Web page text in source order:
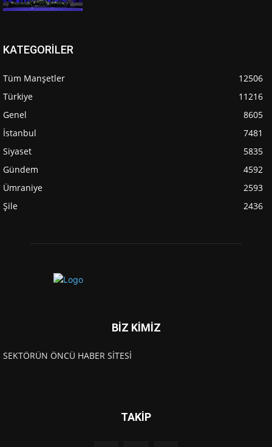
KATEGORİLER
Tüm Manşetler
12506
Türkiye
11216
Genel
8605
İstanbul
7481
Siyaset
5835
Gündem
4592
Ümraniye
2593
Şile
2436
BİZ KİMİZ
SEKTÖRÜN ÖNCÜ HABER SİTESİ
TAKİP